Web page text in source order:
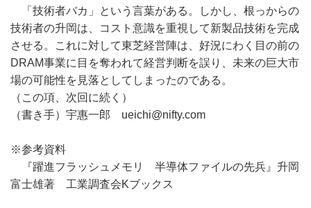
「技術者バカ」という言葉がある。しかし、根っからの
技術者の升岡は、コスト意識を重視して新製品技術を完成
させる。これに対して東芝経営陣は、好況にわく目の前の
DRAM事業に目を奪われて経営判断を誤り、未来の巨大市
場の可能性を見落としてしまったのである。
（この項、次回に続く）
（書き手）宇惠一郎 ueichi@nifty.com
※参考資料
『躍進フラッシュメモリ 半導体ファイルの先兵』升岡
富士雄著 工業調査会Kブックス